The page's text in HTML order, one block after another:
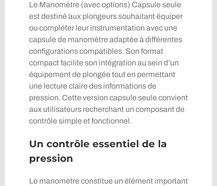
Le Manomètre (avec options) Capsule seule
est destiné aux plongeurs souhaitant équiper
ou compléter leur instrumentation avec une
capsule de manomètre adaptée à différentes
configurations compatibles. Son format
compact facilite son intégration au sein d’un
équipement de plongée tout en permettant
une lecture claire des informations de
pression. Cette version capsule seule convient
aux utilisateurs recherchant un composant de
contrôle simple et fonctionnel.
Un contrôle essentiel de la
pression
Le manomètre constitue un élément important